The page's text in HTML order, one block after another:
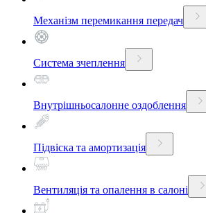
Механізм перемикання передач
Система зчеплення
Внутрішньосалонне оздоблення
Підвіска та амортизація
Вентиляція та опалення в салоні